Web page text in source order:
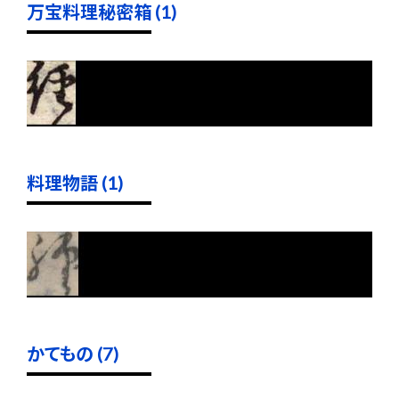
万宝料理秘密箱 (1)
料理物語 (1)
かてもの (7)